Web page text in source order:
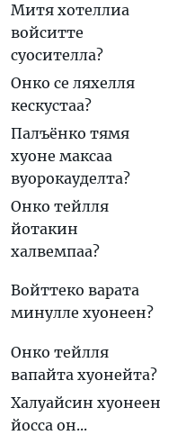
Митя хотеллиа
войситте
суосителла?
Онко се ляхелля
кескустаа?
Палъёнко тямя
хуоне максаа
вуорокауделта?
Онко тейлля
йотакин
халвемпаа?
Войттеко варата
минулле хуонеен?
Онко тейлля
вапайта хуонейта?
Халуайсин хуонеен
йосса он...